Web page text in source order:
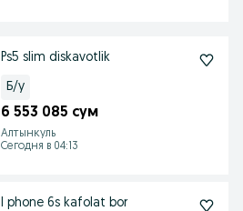
Ps5 slim diskavotlik
Б/у
6 553 085 сум
Алтынкуль
Сегодня в 04:13
I phone 6s kafolat bor